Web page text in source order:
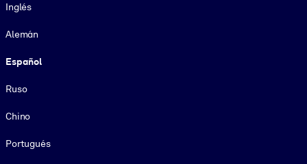
Inglés
Alemán
Español
Ruso
Chino
Portugués